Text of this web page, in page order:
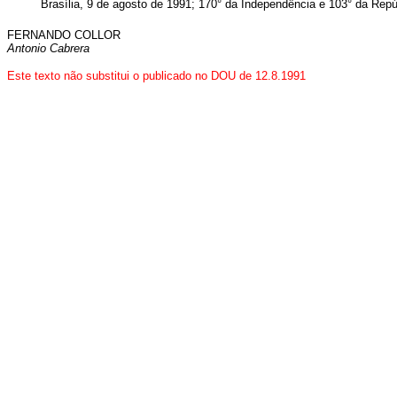
Brasília, 9 de agosto de 1991; 170° da Independência e 103° da
FERNANDO COLLOR
Antonio Cabrera
Este texto não substitui o publicado no DOU de 12.8.1991